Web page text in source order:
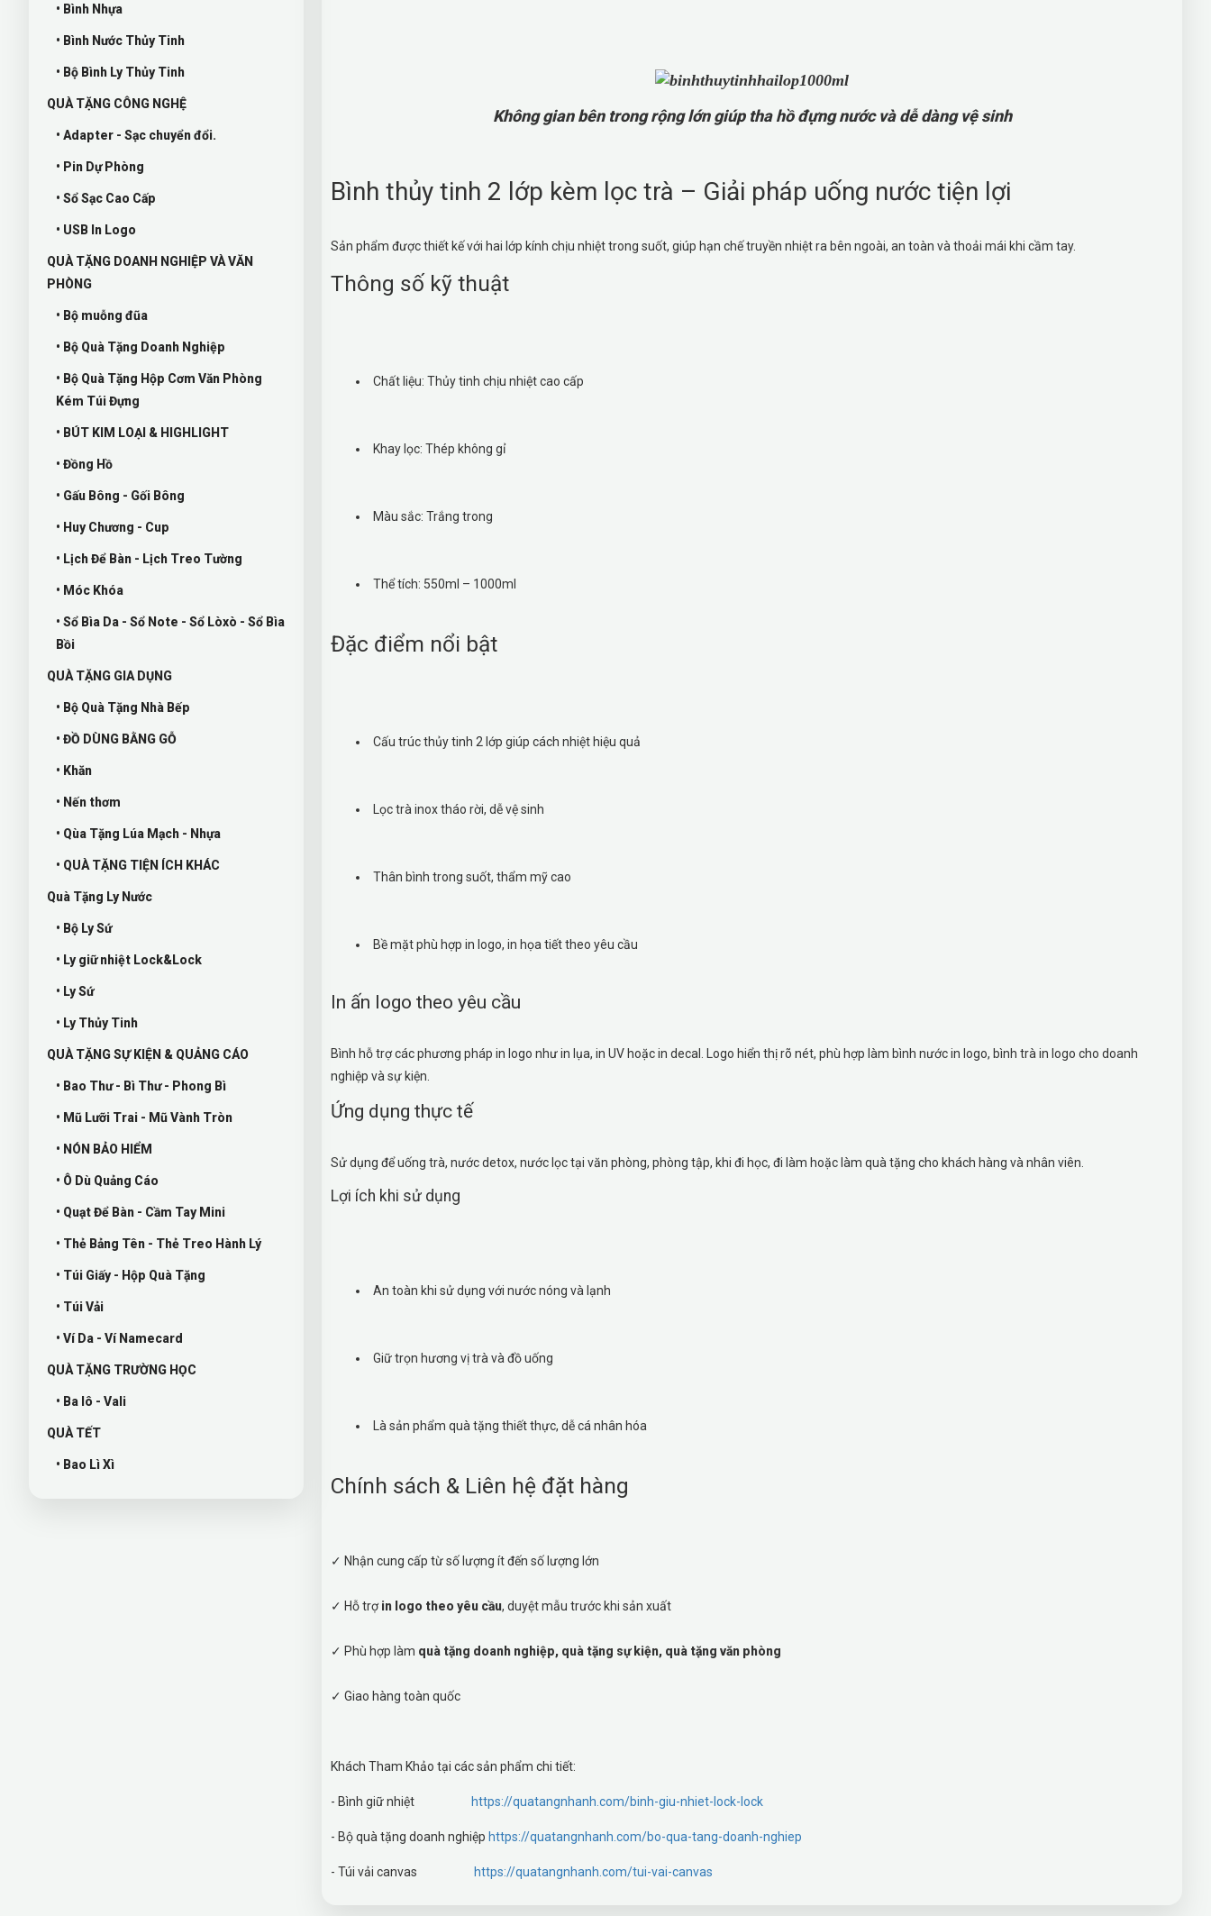
• Bình Nhựa
• Bình Nước Thủy Tinh
• Bộ Bình Ly Thủy Tinh
QUÀ TẶNG CÔNG NGHỆ
• Adapter - Sạc chuyển đổi.
• Pin Dự Phòng
• Sổ Sạc Cao Cấp
• USB In Logo
QUÀ TẶNG DOANH NGHIỆP VÀ VĂN
PHÒNG
• Bộ muỗng đũa
• Bộ Quà Tặng Doanh Nghiệp
• Bộ Quà Tặng Hộp Cơm Văn Phòng
Kém Túi Đựng
• BÚT KIM LOẠI & HIGHLIGHT
• Đồng Hồ
• Gấu Bông - Gối Bông
• Huy Chương - Cup
• Lịch Để Bàn - Lịch Treo Tường
• Móc Khóa
• Sổ Bìa Da - Sổ Note - Sổ Lòxò - Sổ Bìa
Bồi
QUÀ TẶNG GIA DỤNG
• Bộ Quà Tặng Nhà Bếp
• ĐỒ DÙNG BẰNG GỖ
• Khăn
• Nến thơm
• Qùa Tặng Lúa Mạch - Nhựa
• QUÀ TẶNG TIỆN ÍCH KHÁC
Quà Tặng Ly Nước
• Bộ Ly Sứ
• Ly giữ nhiệt Lock&Lock
• Ly Sứ
• Ly Thủy Tinh
QUÀ TẶNG SỰ KIỆN & QUẢNG CÁO
• Bao Thư - Bì Thư - Phong Bì
• Mũ Lưỡi Trai - Mũ Vành Tròn
• NÓN BẢO HIỂM
• Ô Dù Quảng Cáo
• Quạt Để Bàn - Cầm Tay Mini
• Thẻ Bảng Tên - Thẻ Treo Hành Lý
• Túi Giấy - Hộp Quà Tặng
• Túi Vải
• Ví Da - Ví Namecard
QUÀ TẶNG TRƯỜNG HỌC
• Ba lô - Vali
QUÀ TẾT
• Bao Lì Xì
Không gian bên trong rộng lớn giúp tha hồ đựng nước và dễ dàng vệ sinh
Bình thủy tinh 2 lớp kèm lọc trà – Giải pháp uống nước tiện lợi
Sản phẩm được thiết kế với hai lớp kính chịu nhiệt trong suốt, giúp hạn chế truyền nhiệt ra bên ngoài, an toàn và thoải mái khi cầm tay.
Thông số kỹ thuật
Chất liệu: Thủy tinh chịu nhiệt cao cấp
Khay lọc: Thép không gỉ
Màu sắc: Trắng trong
Thể tích: 550ml – 1000ml
Đặc điểm nổi bật
Cấu trúc thủy tinh 2 lớp giúp cách nhiệt hiệu quả
Lọc trà inox tháo rời, dễ vệ sinh
Thân bình trong suốt, thẩm mỹ cao
Bề mặt phù hợp in logo, in họa tiết theo yêu cầu
In ấn logo theo yêu cầu
Bình hỗ trợ các phương pháp in logo như in lụa, in UV hoặc in decal. Logo hiển thị rõ nét, phù hợp làm bình nước in logo, bình trà in logo cho doanh
nghiệp và sự kiện.
Ứng dụng thực tế
Sử dụng để uống trà, nước detox, nước lọc tại văn phòng, phòng tập, khi đi học, đi làm hoặc làm quà tặng cho khách hàng và nhân viên.
Lợi ích khi sử dụng
An toàn khi sử dụng với nước nóng và lạnh
Giữ trọn hương vị trà và đồ uống
Là sản phẩm quà tặng thiết thực, dễ cá nhân hóa
Chính sách & Liên hệ đặt hàng
✓ Nhận cung cấp từ số lượng ít đến số lượng lớn
✓ Hỗ trợin logo theo yêu cầu, duyệt mẫu trước khi sản xuất
✓ Phù hợp làm quà tặng doanh nghiệp, quà tặng sự kiện, quà tặng văn phòng
✓ Giao hàng toàn quốc
Khách Tham Khảo tại các sản phẩm chi tiết:
- Bình giữ nhiệt https://quatangnhanh.com/binh-giu-nhiet-lock-lock
- Bộ quà tặng doanh nghiệp https://quatangnhanh.com/bo-qua-tang-doanh-nghiep
- Túi vải canvas https://quatangnhanh.com/tui-vai-canvas